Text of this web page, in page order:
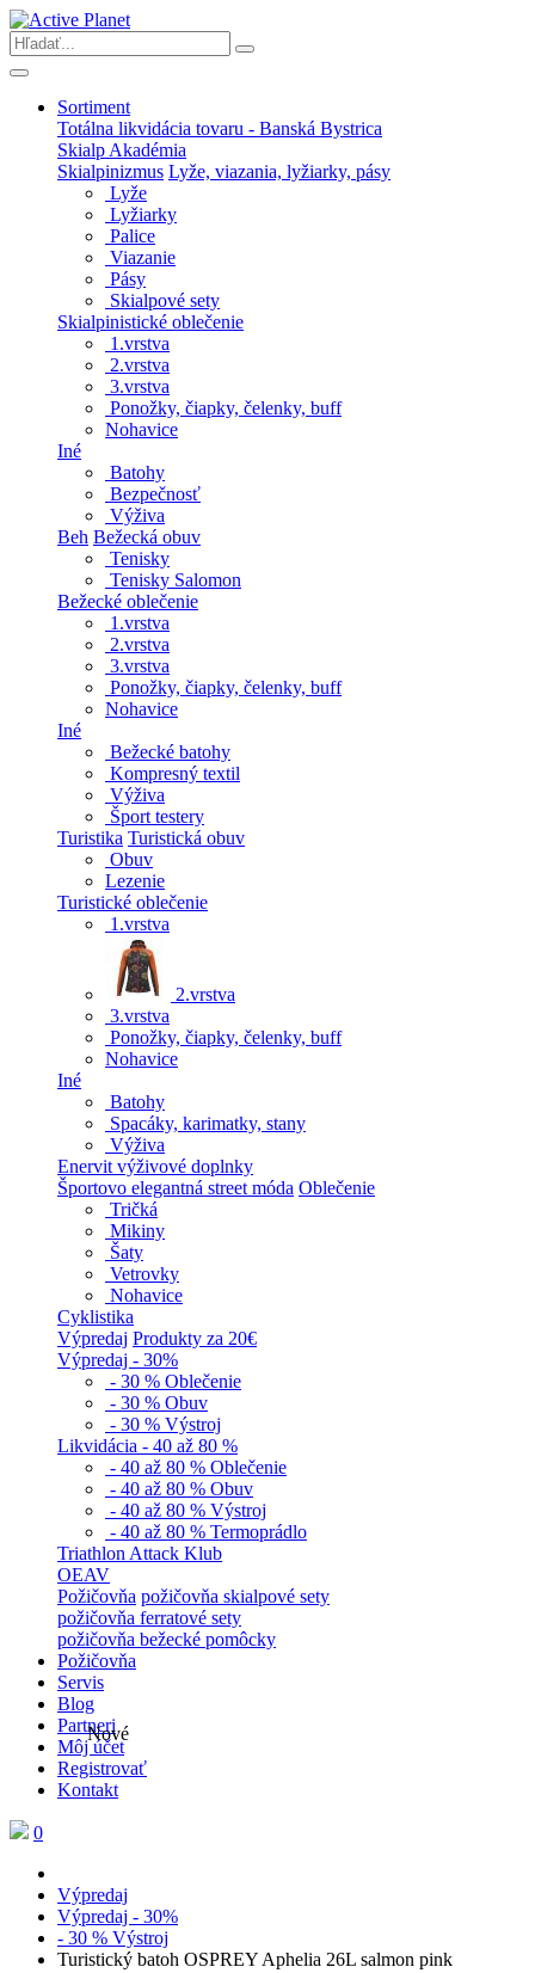
Sortiment
Totálna likvidácia tovaru - Banská Bystrica
Skialp Akadémia
Skialpinizmus Lyže, viazania, lyžiarky, pásy
Lyže
Lyžiarky
Palice
Viazanie
Pásy
Skialpové sety
Skialpinistické oblečenie
1.vrstva
2.vrstva
3.vrstva
Ponožky, čiapky, čelenky, buff
Nohavice
Iné
Batohy
Bezpečnosť
Výživa
Beh Bežecká obuv
Tenisky
Tenisky Salomon
Bežecké oblečenie
1.vrstva
2.vrstva
3.vrstva
Ponožky, čiapky, čelenky, buff
Nohavice
Iné
Bežecké batohy
Kompresný textil
Výživa
Šport testery
Turistika Turistická obuv
Obuv
Lezenie
Turistické oblečenie
1.vrstva
2.vrstva
3.vrstva
Ponožky, čiapky, čelenky, buff
Nohavice
Iné
Batohy
Spacáky, karimatky, stany
Výživa
Enervit výživové doplnky
Športovo elegantná street móda Oblečenie
Tričká
Mikiny
Šaty
Vetrovky
Nohavice
Cyklistika
Výpredaj Produkty za 20€
Výpredaj - 30%
- 30 % Oblečenie
- 30 % Obuv
- 30 % Výstroj
Likvidácia - 40 až 80 %
- 40 až 80 % Oblečenie
- 40 až 80 % Obuv
- 40 až 80 % Výstroj
- 40 až 80 % Termoprádlo
Triathlon Attack Klub
OEAV
Požičovňa požičovňa skialpové sety
požičovňa ferratové sety
požičovňa bežecké pomôcky
Požičovňa
Servis
Blog
Nové
Partneri
Môj účet
Registrovať
Kontakt
0
Výpredaj
Výpredaj - 30%
- 30 % Výstroj
Turistický batoh OSPREY Aphelia 26L salmon pink